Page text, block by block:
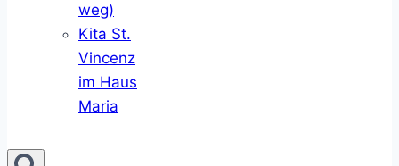
weg)
Kita St.
Vincenz
im Haus
Maria